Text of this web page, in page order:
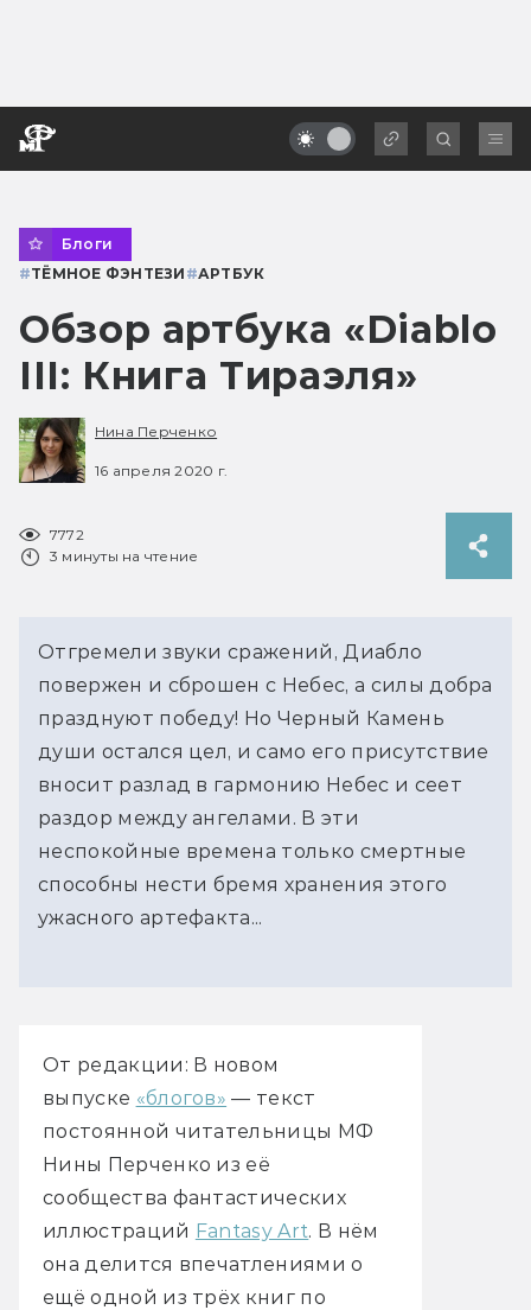
Блоги
#ТЁМНОЕ ФЭНТЕЗИ #АРТБУК
Обзор артбука «Diablo
III: Книга Тираэля»
Нина Перченко
16 апреля 2020 г.
7772
3 минуты на чтение
Отгремели звуки сражений, Диабло
повержен и сброшен с Небес, а силы добра
празднуют победу! Но Черный Камень
души остался цел, и само его присутствие
вносит разлад в гармонию Небес и сеет
раздор между ангелами. В эти
неспокойные времена только смертные
способны нести бремя хранения этого
ужасного артефакта...
От редакции: В новом
выпуске «блогов» — текст
постоянной читательницы МФ
Нины Перченко из её
сообщества фантастических
иллюстраций Fantasy Art. В нём
она делится впечатлениями о
ещё одной из трёх книг по